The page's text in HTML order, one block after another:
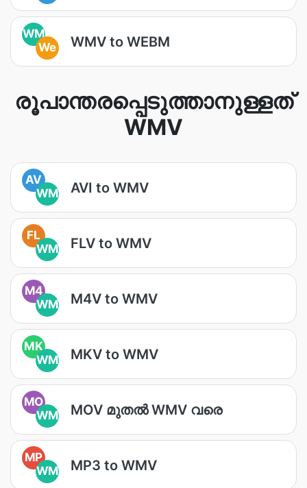
WM
We
WMV to WEBM
രൂപാന്തരപ്പെടുത്താനുള്ളത്
WMV
AV
WM
AVI to WMV
FL
WM
FLV to WMV
M4
WM
M4V to WMV
MK
WM
MKV to WMV
MO
WM
MOV മുതൽ WMV വരെ
MP
WM
MP3 to WMV